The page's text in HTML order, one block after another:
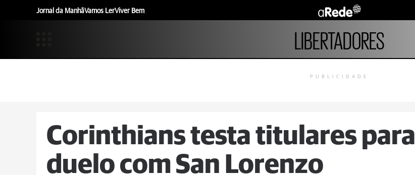
Jornal da ManhãVamos LerViver Bem
LIBERTADORES
PUBLICIDADE
Corinthians testa titulares para
duelo com San Lorenzo